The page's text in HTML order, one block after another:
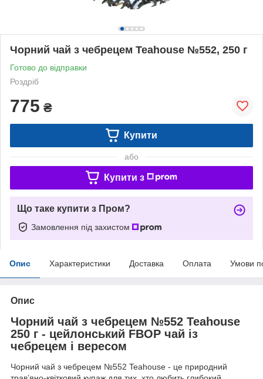
Чорний чай з чебрецем Teahouse №552, 250 г
Готово до відправки
Роздріб
775 ₴
Купити
або
Купити з
Що таке купити з Пром?
Замовлення під захистом
Опис Характеристики Доставка Оплата Умови
Опис
Чорний чай з чебрецем №552 Teahouse
250 г - цейлонський FBOP чай із
чебрецем і вересом
Чорний чай з чебрецем №552 Teahouse - це природний